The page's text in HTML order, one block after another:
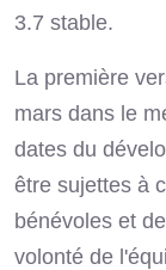
3.7 stable.
La première
mars dans le
dates du
être sujettes à
bénévoles et
volonté de